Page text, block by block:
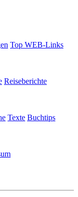
Top WEB-Links
Reiseberichte
Texte Buchtips